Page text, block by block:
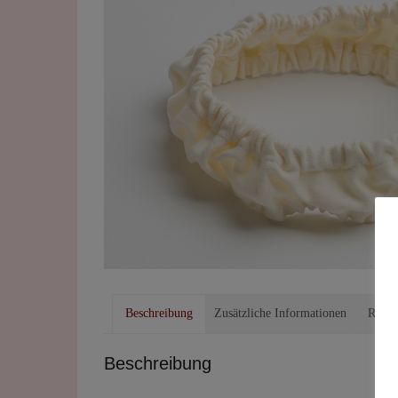
Beschreibung Zusätzliche Informationen
Beschreibung